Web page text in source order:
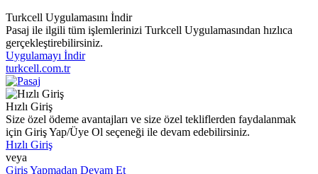
Turkcell Uygulamasını İndir
Pasaj ile ilgili tüm işlemlerinizi Turkcell Uygulamasından hızlıca
gerçekleştirebilirsiniz.
Uygulamayı İndir
turkcell.com.tr
Hızlı Giriş
Size özel ödeme avantajları ve size özel tekliflerden faydalanmak
için Giriş Yap/Üye Ol seçeneği ile devam edebilirsiniz.
Hızlı Giriş
veya
Giriş Yapmadan Devam Et